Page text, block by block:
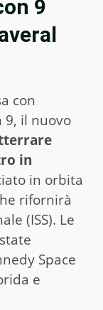
9
con
9, il nuovo
in
in orbita
rifornirà
(ISS). Le
Space
e